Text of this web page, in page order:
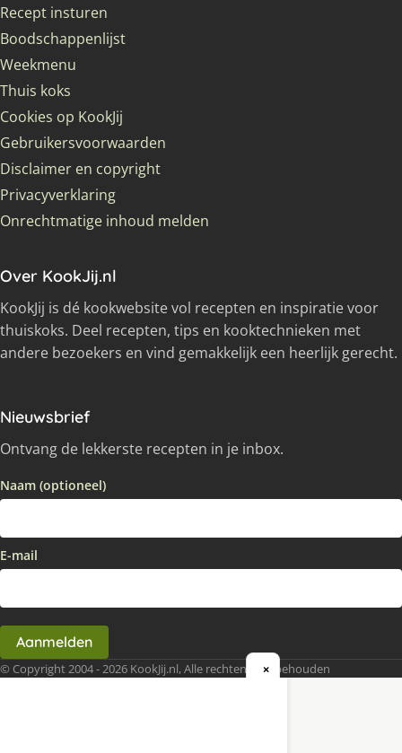
Recept insturen
Boodschappenlijst
Weekmenu
Thuis koks
Cookies op KookJij
Gebruikersvoorwaarden
Disclaimer en copyright
Privacyverklaring
Onrechtmatige inhoud melden
Over KookJij.nl
KookJij is dé kookwebsite vol recepten en inspiratie voor
thuiskoks. Deel recepten, tips en kooktechnieken met
andere bezoekers en vind gemakkelijk een heerlijk gerecht.
Nieuwsbrief
Ontvang de lekkerste recepten in je inbox.
Naam (optioneel)
E-mail
Aanmelden
© Copyright 2004 - 2026 KookJij.nl, Alle rechten voorbehouden
×